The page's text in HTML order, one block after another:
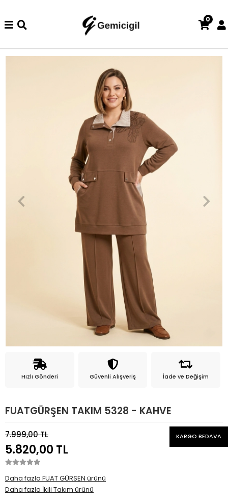
iade ve değişim işlemi yoktur.
0
Hızlı Gönderi Güvenli Alışveriş İade ve Değişim
FUATGÜRŞEN TAKIM 5328 - KAHVE
7.999,00 TL
5.820,00 TL
KARGO BEDAVA
Daha fazla FUAT GÜRSEN ürünü
Daha fazla İkili Takım ürünü